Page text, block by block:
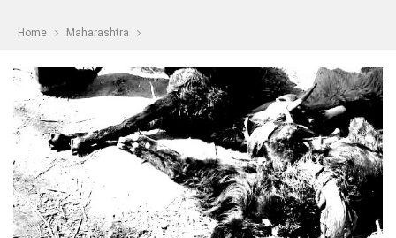
Home Maharashtra